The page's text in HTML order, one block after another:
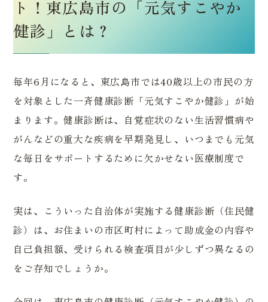
ト！東広島市の「元気すこやか
健診」とは？
毎年6月になると、東広島市では40歳以上の市民の方
を対象とした一斉健康診断「元気すこやか健診」が始
まります。健康診断は、自覚症状のない生活習慣病や
がんなどの重大な疾病を早期発見し、いつまでも元気
な毎日をサポートするために欠かせない医療制度で
す。
実は、こういった自治体が実施する健康診断（住民健
診）は、お住まいの市区町村によって助成金の内容や
自己負担額、受けられる検査項目が少しずつ異なるの
をご存知でしょうか。